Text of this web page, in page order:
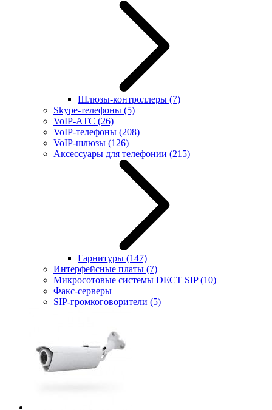
Шлюзы-контроллеры (7)
Skype-телефоны (5)
VoIP-АТС (26)
VoIP-телефоны (208)
VoIP-шлюзы (126)
Аксессуары для телефонии (215)
Гарнитуры (147)
Интерфейсные платы (7)
Микросотовые системы DECT SIP(10)
Факс-серверы
SIP-громкоговорители (5)